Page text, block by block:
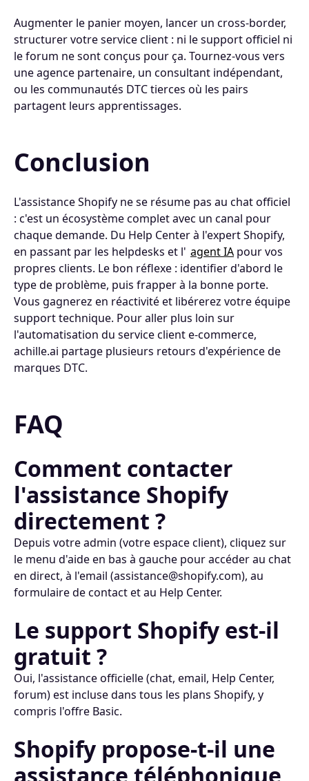
Augmenter le panier moyen, lancer un cross-border,
structurer votre service client : ni le support officiel ni
le forum ne sont conçus pour ça. Tournez-vous vers
une agence partenaire, un consultant indépendant,
ou les communautés DTC tierces où les pairs
partagent leurs apprentissages.
Conclusion
L'assistance Shopify ne se résume pas au chat officiel
: c'est un écosystème complet avec un canal pour
chaque demande. Du Help Center à l'expert Shopify,
en passant par les helpdesks et l' agent IA pour vos
propres clients. Le bon réflexe : identifier d'abord le
type de problème, puis frapper à la bonne porte.
Vous gagnerez en réactivité et libérerez votre équipe
support technique. Pour aller plus loin sur
l'automatisation du service client e-commerce,
achille.ai partage plusieurs retours d'expérience de
marques DTC.
FAQ
Comment contacter
l'assistance Shopify
directement ?
Depuis votre admin (votre espace client), cliquez sur
le menu d'aide en bas à gauche pour accéder au chat
en direct, à l'email (assistance@shopify.com), au
formulaire de contact et au Help Center.
Le support Shopify est-il
gratuit ?
Oui, l'assistance officielle (chat, email, Help Center,
forum) est incluse dans tous les plans Shopify, y
compris l'offre Basic.
Shopify propose-t-il une
assistance téléphonique